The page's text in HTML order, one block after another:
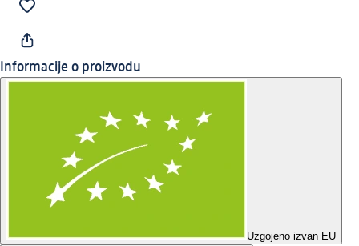
Informacije o proizvodu
Uzgojeno izvan EU